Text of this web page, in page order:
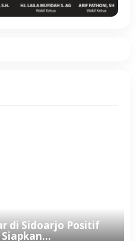
di Sidoarjo Positif
Siapkan…